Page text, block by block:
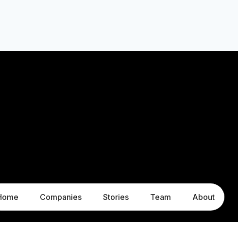
Companies Stories Team About